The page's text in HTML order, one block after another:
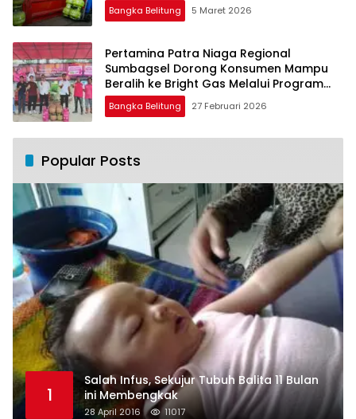
Menjelang Idulfitri
Bangka Belitung 5 Maret 2026
Pertamina Patra Niaga Regional
Sumbagsel Dorong Konsumen Mampu
Beralih ke Bright Gas Melalui Program
Trade In di Belitung Timur
Bangka Belitung 27 Februari 2026
Popular Posts
1
Salah Infus, Sekujur Tubuh Balita 11 Bulan
ini Membengkak
28 April 2016 11017